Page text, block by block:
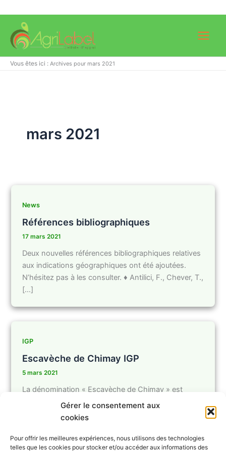
Gérer le consentement aux
cookies
Pour offrir les meilleures expériences, nous utilisons des technologies
telles que les cookies pour stocker et/ou accéder aux informations des
contenu
Vous êtes ici : Archives pour mars 2021
mars 2021
News
Références bibliographiques
17 mars 2021
Deux nouvelles références bibliographiques relatives
aux indications géographiques ont été ajoutées.
N’hésitez pas à les consulter. ♦ Antilici, F., Chever, T.,
[…]
IGP
Escavèche de Chimay IGP
5 mars 2021
La dénomination « Escavèche de Chimay » est
désormais officiellement enregistrée au Journal
officiel de l’Union européenne en tant qu’indication